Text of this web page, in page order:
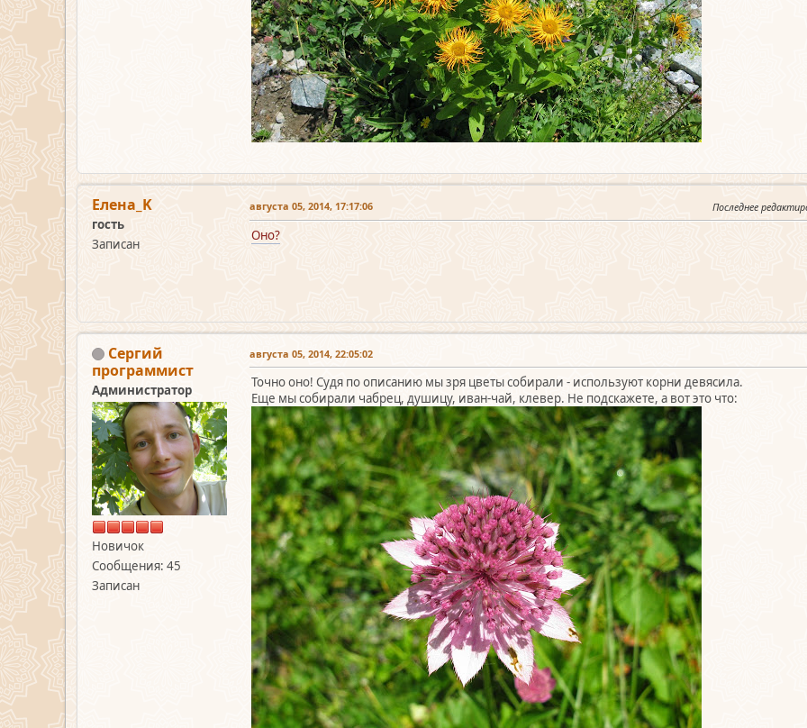
Елена_K
гость
Записан
августа 05, 2014, 17:17:06 Последнее
Оно?
Сергий
программист
Администратор
Новичок
Сообщения: 45
Записан
августа 05, 2014, 22:05:02
Точно оно! Судя по описанию мы зря цветы собирали - используют корни девясила.
Еще мы собирали чабрец, душицу, иван-чай, клевер. Не подскажете, а вот это что: